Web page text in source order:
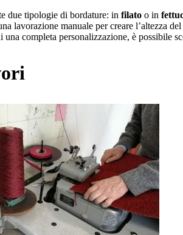
due tipologie di bordature: in filato o in
lavorazione manuale per creare l’altezza
una completa personalizzazione, è possibile